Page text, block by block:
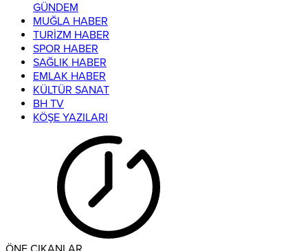
GÜNDEM
MUĞLA HABER
TURİZM HABER
SPOR HABER
SAĞLIK HABER
EMLAK HABER
KÜLTÜR SANAT
BH TV
KÖŞE YAZILARI